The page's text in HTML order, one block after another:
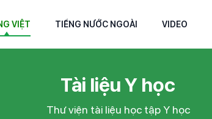
VIỆT TIẾNG NƯỚC NGOÀI VIDEO
Tài liệu Y học
Thư viện tài liệu học tập Y học